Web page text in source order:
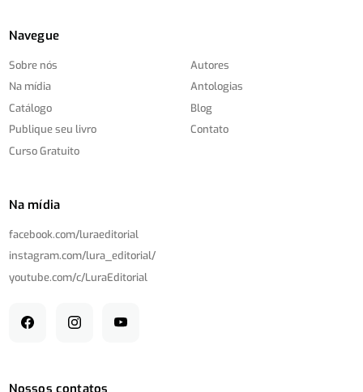
Navegue
Sobre nós
Na mídia
Catálogo
Publique seu livro
Curso Gratuito
Autores
Antologias
Blog
Contato
Na mídia
facebook.com/luraeditorial
instagram.com/lura_editorial/
youtube.com/c/LuraEditorial